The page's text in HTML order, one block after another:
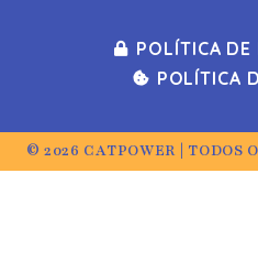
POLÍTICA DE
POLÍTICA
© 2026 CATPOWER | TODOS